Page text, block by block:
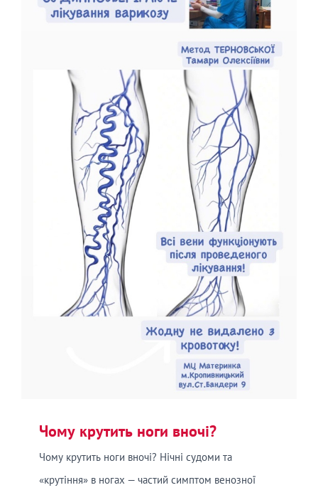
Чому крутить ноги вночі?
Чому крутить ноги вночі? Нічні судоми та
«крутіння» в ногах — частий симптом венозної